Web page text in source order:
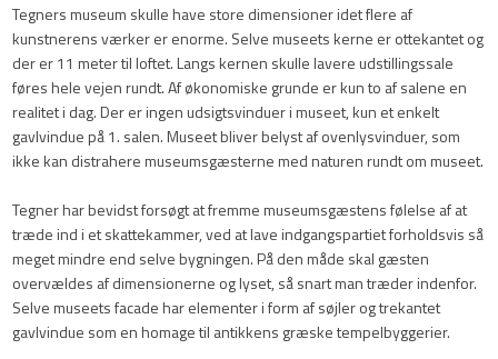
Tegners museum skulle have store dimensioner idet flere af
kunstnerens værker er enorme. Selve museets kerne er ottekantet og
der er 11 meter til loftet. Langs kernen skulle lavere udstillingssale
føres hele vejen rundt. Af økonomiske grunde er kun to af salene en
realitet i dag. Der er ingen udsigtsvinduer i museet, kun et enkelt
gavlvindue på 1. salen. Museet bliver belyst af ovenlysvinduer, som
ikke kan distrahere museumsgæsterne med naturen rundt om museet.​​
Tegner har bevidst forsøgt at fremme museumsgæstens følelse af at
træde ind i et skattekammer, ved at lave indgangspartiet forholdsvis så
meget mindre end selve bygningen. På den måde skal gæsten
overvældes af dimensionerne og lyset, så snart man træder indenfor.
Selve museets facade har elementer i form af søjler og trekantet
gavlvindue som en homage til antikkens græske tempelbyggerier.